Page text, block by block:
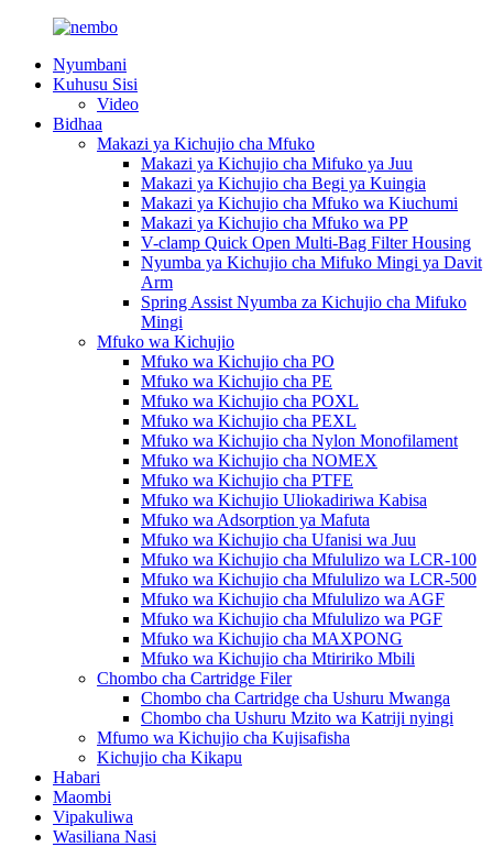
Nyumbani
Kuhusu Sisi
Video
Bidhaa
Makazi ya Kichujio cha Mfuko
Makazi ya Kichujio cha Mifuko ya Juu
Makazi ya Kichujio cha Begi ya Kuingia
Makazi ya Kichujio cha Mfuko wa Kiuchumi
Makazi ya Kichujio cha Mfuko wa PP
V-clamp Quick Open Multi-Bag Filter Housing
Nyumba ya Kichujio cha Mifuko Mingi ya Davit
Arm
Spring Assist Nyumba za Kichujio cha Mifuko
Mingi
Mfuko wa Kichujio
Mfuko wa Kichujio cha PO
Mfuko wa Kichujio cha PE
Mfuko wa Kichujio cha POXL
Mfuko wa Kichujio cha PEXL
Mfuko wa Kichujio cha Nylon Monofilament
Mfuko wa Kichujio cha NOMEX
Mfuko wa Kichujio cha PTFE
Mfuko wa Kichujio Uliokadiriwa Kabisa
Mfuko wa Adsorption ya Mafuta
Mfuko wa Kichujio cha Ufanisi wa Juu
Mfuko wa Kichujio cha Mfululizo wa LCR-100
Mfuko wa Kichujio cha Mfululizo wa LCR-500
Mfuko wa Kichujio cha Mfululizo wa AGF
Mfuko wa Kichujio cha Mfululizo wa PGF
Mfuko wa Kichujio cha MAXPONG
Mfuko wa Kichujio cha Mtiririko Mbili
Chombo cha Cartridge Filer
Chombo cha Cartridge cha Ushuru Mwanga
Chombo cha Ushuru Mzito wa Katriji nyingi
Mfumo wa Kichujio cha Kujisafisha
Kichujio cha Kikapu
Habari
Maombi
Vipakuliwa
Wasiliana Nasi